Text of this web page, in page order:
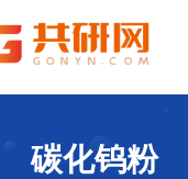
碳化钨粉